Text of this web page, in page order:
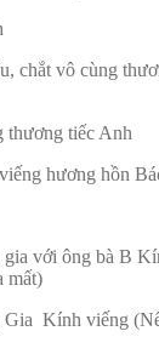
chắt vô cùng
thương tiếc Anh
hương hồn
với ông bà B
mất)
Kính viếng